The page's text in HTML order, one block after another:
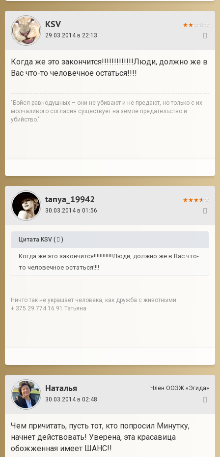
KSV
29.03.2014 в 22:13
Когда же это закончится!!!!!!!!!!!!!Люди, должно же в
Вас что-то человечное остаться!!!!
"Бойся равнодушных – они не убивают и не предают, но только с их
молчаливого согласия существует на земле предательство и
убийство."
tanya_19942
30.03.2014 в 01:56
Цитата KSV ( )
Когда же это закончится!!!!!!!!!!!!!Люди, должно же в Вас что-
то человечное остаться!!!!
Ничто так не украшает человека, как дружба с животными.
+ 375 29 774 16 91 Татьяна
Наталья
Член ООЗЖ «Эгида»
30.03.2014 в 02:48
Чем причитать, пусть тот, кто попросил Минутку,
начнет действовать! Уверена, эта красавица
обожженная имеет ШАНС!!